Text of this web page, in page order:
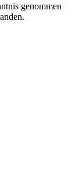
genommen